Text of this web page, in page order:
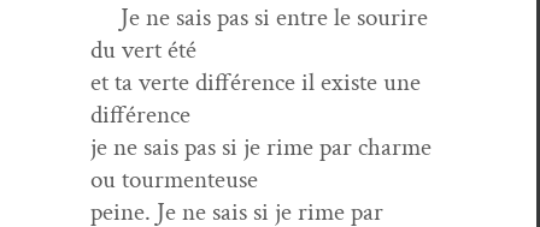
Je ne sais pas si entre le sourire
du vert été
et ta verte dif­férence il existe une
différence
je ne sais pas si je rime par charme
ou tourmenteuse
peine. Je ne sais si je rime par